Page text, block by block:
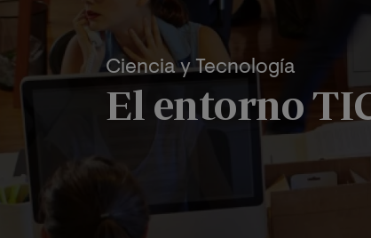
Ciencia y Tecnología
El entorno